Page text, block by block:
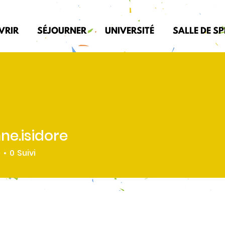
SÉJOURNER UNIVERSITÉ SALLE DE
0 Suivi